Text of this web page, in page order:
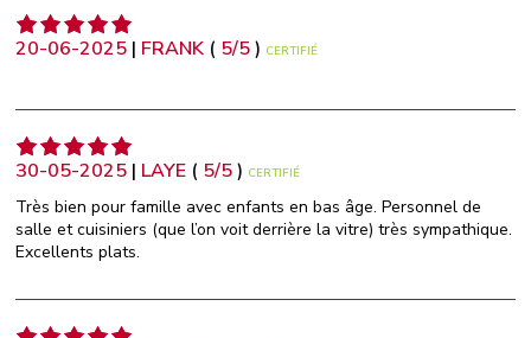
20-06-2025 | FRANK ( 5/5) CERTIFIÉ
30-05-2025 | LAYE ( 5/5) CERTIFIÉ
Très bien pour famille avec enfants en bas âge. Personnel de
salle et cuisiniers (que l’on voit derrière la vitre) très sympathique.
Excellents plats.